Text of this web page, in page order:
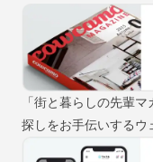
「街と暮らしの先輩
探しをお手伝いするウ